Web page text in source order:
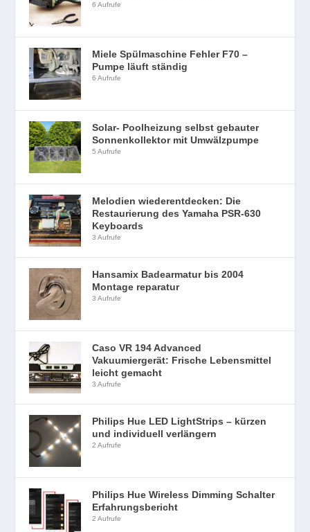
6 Aufrufe
Miele Spülmaschine Fehler F70 –
Pumpe läuft ständig
6 Aufrufe
Solar- Poolheizung selbst gebauter
Sonnenkollektor mit Umwälzpumpe
5 Aufrufe
Melodien wiederentdecken: Die
Restaurierung des Yamaha PSR-630
Keyboards
3 Aufrufe
Hansamix Badearmatur bis 2004
Montage reparatur
3 Aufrufe
Caso VR 194 Advanced
Vakuumiergerät: Frische Lebensmittel
leicht gemacht
3 Aufrufe
Philips Hue LED LightStrips – kürzen
und individuell verlängern
2 Aufrufe
Philips Hue Wireless Dimming Schalter
Erfahrungsbericht
2 Aufrufe